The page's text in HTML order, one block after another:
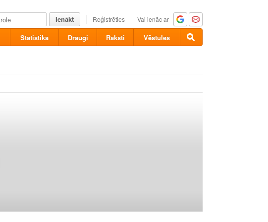
Ienākt Reģistrēties Vai ienāc ar
Statistika Draugi Raksti Vēstules